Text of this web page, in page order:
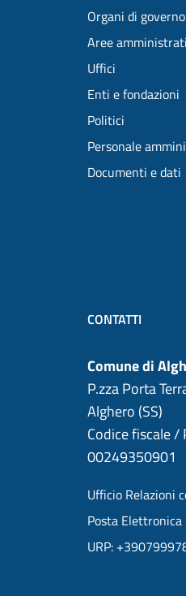
Organi di governo
Aree
Uffici
Enti e fondazioni
Politici
Personale
Documenti e dati
CONTATTI
Comune di
P.zza Porta
Alghero (SS)
Codice fiscale /
00249350901
Ufficio Relazioni
Posta
URP: